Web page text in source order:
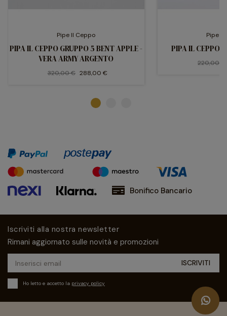
Pipe Il Ceppo
PIPA IL CEPPO GRUPPO 5 BENT APPLE -
VERA ARMY ARGENTO
320,00 € 288,00 €
Pipe Il
PIPA IL CEPPO
220,00 €
Bonifico Bancario
Iscriviti alla nostra newsletter
Rimani aggiornato sulle novità e promozioni
Ho letto e accetto la privacy policy